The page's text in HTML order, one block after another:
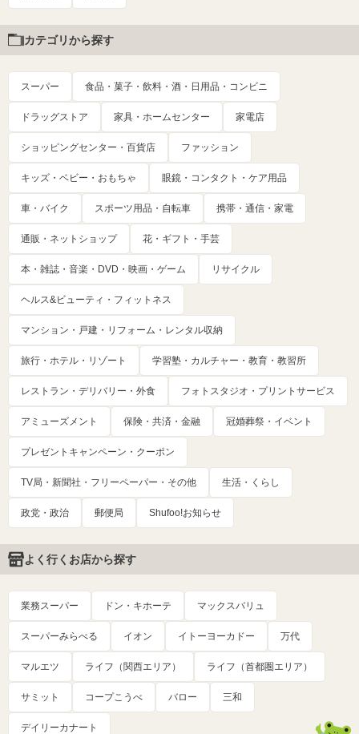
カテゴリから探す
スーパー 食品・菓子・飲料・酒・日用品・コンビニ
ドラッグストア 家具・ホームセンター 家電店
ショッピングセンター・百貨店 ファッション
キッズ・ベビー・おもちゃ 眼鏡・コンタクト・ケア用品
車・バイク スポーツ用品・自転車 携帯・通信・家電
通販・ネットショップ 花・ギフト・手芸
本・雑誌・音楽・DVD・映画・ゲーム リサイクル
ヘルス&ビューティ・フィットネス
マンション・戸建・リフォーム・レンタル収納
旅行・ホテル・リゾート 学習塾・カルチャー・教育・教習所
レストラン・デリバリー・外食 フォトスタジオ・プリントサービス
アミューズメント 保険・共済・金融 冠婚葬祭・イベント
プレゼントキャンペーン・クーポン
TV局・新聞社・フリーペーパー・その他 生活・くらし
政党・政治 郵便局 Shufoo!お知らせ
よく行くお店から探す
業務スーパー ドン・キホーテ マックスバリュ
スーパーみらべる イオン イトーヨーカドー 万代
マルエツ ライフ（関西エリア） ライフ（首都圏エリア）
サミット コープこうべ バロー 三和
デイリーカナート